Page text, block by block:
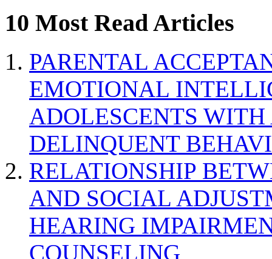
10 Most Read Articles
PARENTAL
EMOTIONAL
ADOLESCENTS
DELINQUENT
RELATIONSHIP
AND SOCIAL
HEARING
COUNSELING